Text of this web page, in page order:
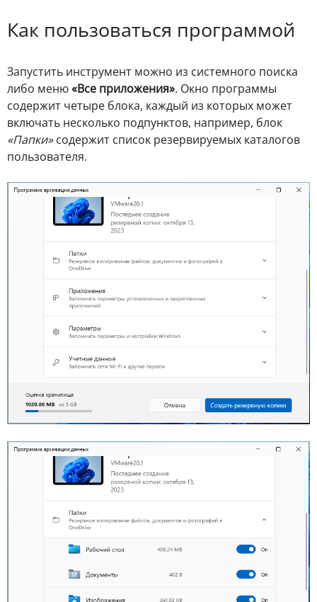
Как пользоваться программой
Запустить инструмент можно из системного поиска
либо меню«Все приложения». Окно программы
содержит четыре блока, каждый из которых может
включать несколько подпунктов, например, блок
«Папки»содержит список резервируемых каталогов
пользователя.